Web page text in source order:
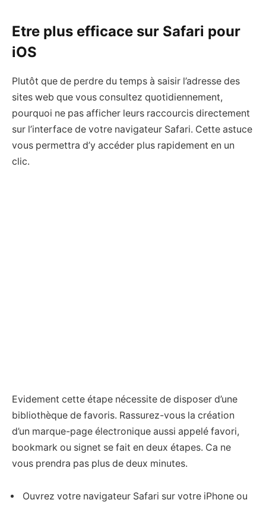
Etre plus efficace sur Safari pour
iOS
Plutôt que de perdre du temps à saisir l’adresse des
sites web que vous consultez quotidiennement,
pourquoi ne pas afficher leurs raccourcis directement
sur l’interface de votre navigateur Safari. Cette astuce
vous permettra d’y accéder plus rapidement en un
clic.
Evidement cette étape nécessite de disposer d’une
bibliothèque de favoris. Rassurez-vous la création
d’un marque-page électronique aussi appelé favori,
bookmark ou signet se fait en deux étapes. Ca ne
vous prendra pas plus de deux minutes.
Ouvrez votre navigateur Safari sur votre iPhone ou